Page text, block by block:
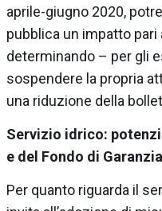
aprile-giugno 2020,
pubblica un impatto
determinando – per gli
sospendere la propria
una riduzione della
Servizio idrico:
e del Fondo di Garanzia
Per quanto riguarda il